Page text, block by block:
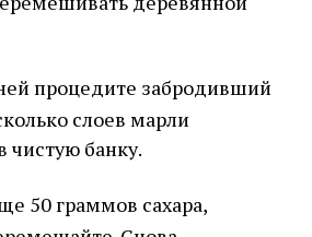
процедите забродивший
слоев марли
чистую банку.
50 граммов сахара,